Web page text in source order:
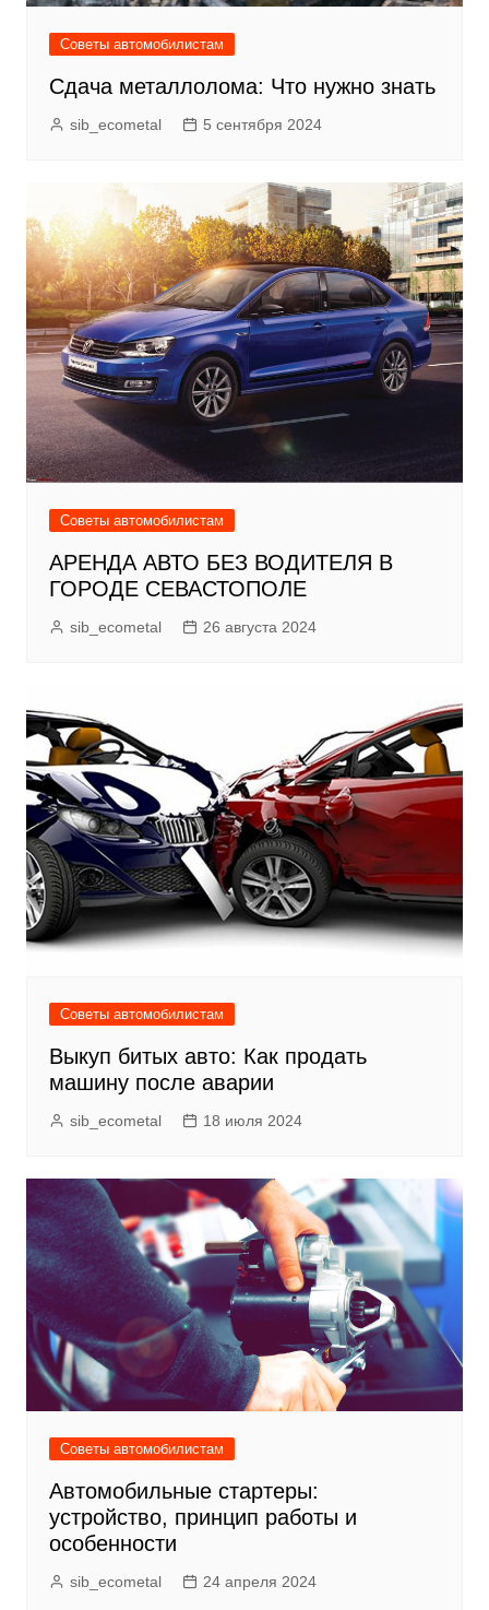
Советы автомобилистам
Сдача металлолома: Что нужно знать
sib_ecometal 5 сентября 2024
Советы автомобилистам
АРЕНДА АВТО БЕЗ ВОДИТЕЛЯ В
ГОРОДЕ СЕВАСТОПОЛЕ
sib_ecometal 26 августа 2024
Советы автомобилистам
Выкуп битых авто: Как продать
машину после аварии
sib_ecometal 18 июля 2024
Советы автомобилистам
Автомобильные стартеры:
устройство, принцип работы и
особенности
sib_ecometal 24 апреля 2024